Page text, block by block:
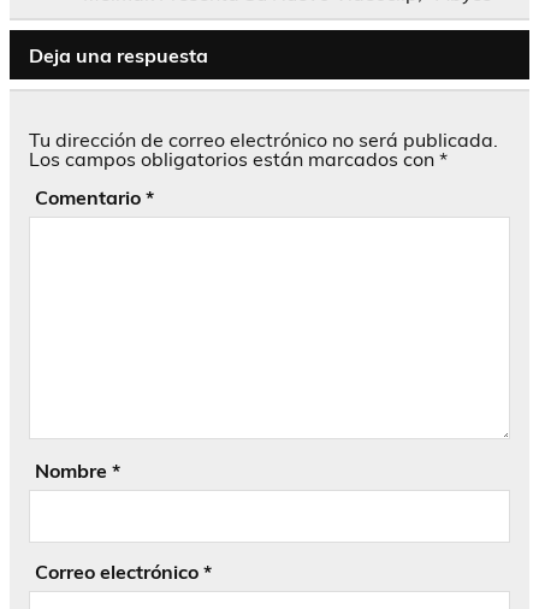
Deja una respuesta
Tu dirección de correo electrónico no será publicada.
Los campos obligatorios están marcados con *
Comentario *
Nombre *
Correo electrónico *